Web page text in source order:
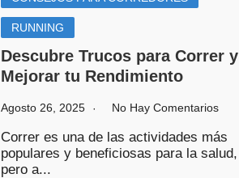
RUNNING
Descubre Trucos para Correr y
Mejorar tu Rendimiento
Agosto 26, 2025 No Hay Comentarios
Correr es una de las actividades más
populares y beneficiosas para la salud,
pero a...